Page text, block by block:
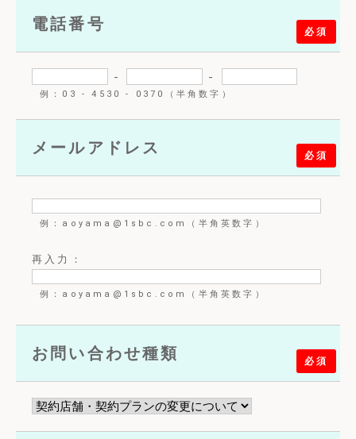
電話番号 必須
- -
例：03 - 4530 - 0370（半角数字）
メールアドレス 必須
例：aoyama@1sbc.com（半角英数字）
再入力：
例：aoyama@1sbc.com（半角英数字）
お問い合わせ種類 必須